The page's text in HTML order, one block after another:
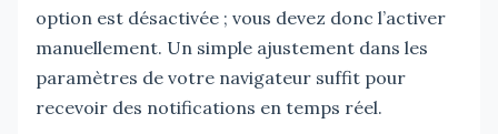
option est désactivée ; vous devez donc l’activer
manuellement. Un simple ajustement dans les
paramètres de votre navigateur suffit pour
recevoir des notifications en temps réel.